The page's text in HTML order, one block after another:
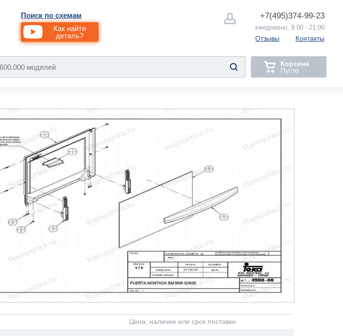
Поиск по схемам
Как найти
деталь?
+7(495)374-99-23
ежедневно, 9:00 - 21:00
Отзывы Контакты
Корзина
Пусто
Цена, наличие или срок поставки